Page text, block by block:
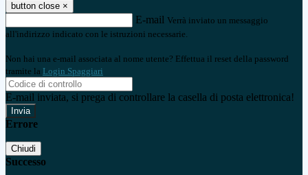
button close ×
E-mail Verrà inviato un messaggio
all'indirizzo indicato con le istruzioni necessarie.
Non hai una e-mail associata al nome utente? Effettua il reset della password
tramite la Login Spaggiari
E-mail inviata, si prega di controllare la casella di posta elettronica!
Errore
Chiudi
Successo